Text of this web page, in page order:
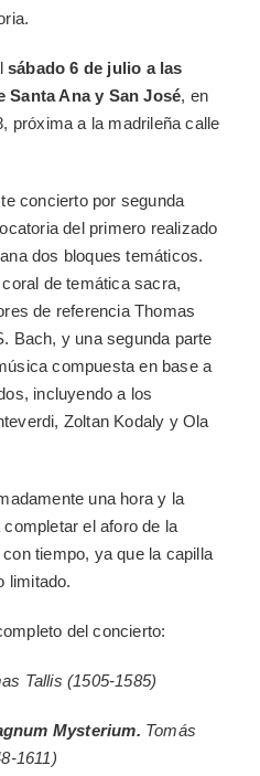
sábado 6 de julio a las
Santa Ana y San José, en
próxima a la madrileña calle
concierto por segunda
del primero realizado
dos bloques temáticos.
de temática sacra,
de referencia Thomas
Bach, y una segunda parte
compuesta en base a
incluyendo a los
Zoltan Kodaly y Ola
una hora y la
el aforo de la
tiempo, ya que la capilla
limitado.
del concierto:
Tallis (1505-1585)
Mysterium. Tomás
1611)